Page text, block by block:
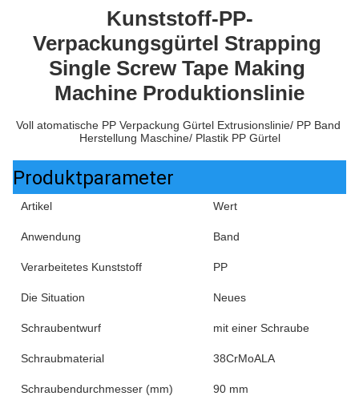
Kunststoff-PP-
Verpackungsgürtel Strapping
Single Screw Tape Making
Machine Produktionslinie
Voll atomatische PP Verpackung Gürtel Extrusionslinie/ PP Band
Herstellung Maschine/ Plastik PP Gürtel
Produktparameter
Artikel Wert
Anwendung Band
Verarbeitetes Kunststoff PP
Die Situation Neues
Schraubentwurf mit einer Schraube
Schraubmaterial 38CrMoALA
Schraubendurchmesser (mm) 90 mm